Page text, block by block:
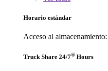
Horario estándar
Acceso al
Truck Share 24/7® Hours